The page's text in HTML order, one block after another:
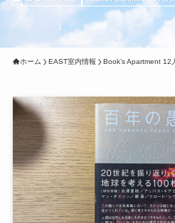
ホーム EAST室内情報 Book’s Apartment 12